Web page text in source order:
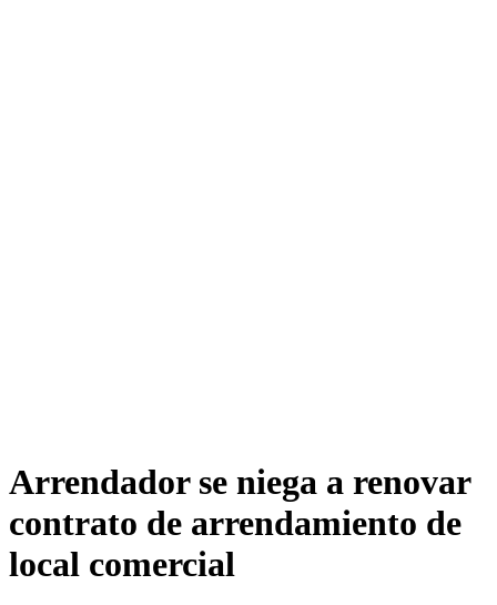
Arrendador se niega a renovar
contrato de arrendamiento de
local comercial